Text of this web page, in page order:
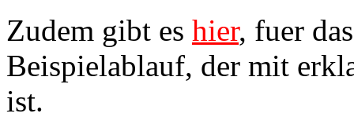
Zudem gibt es hier, fuer
Beispielablauf, der mit
ist.